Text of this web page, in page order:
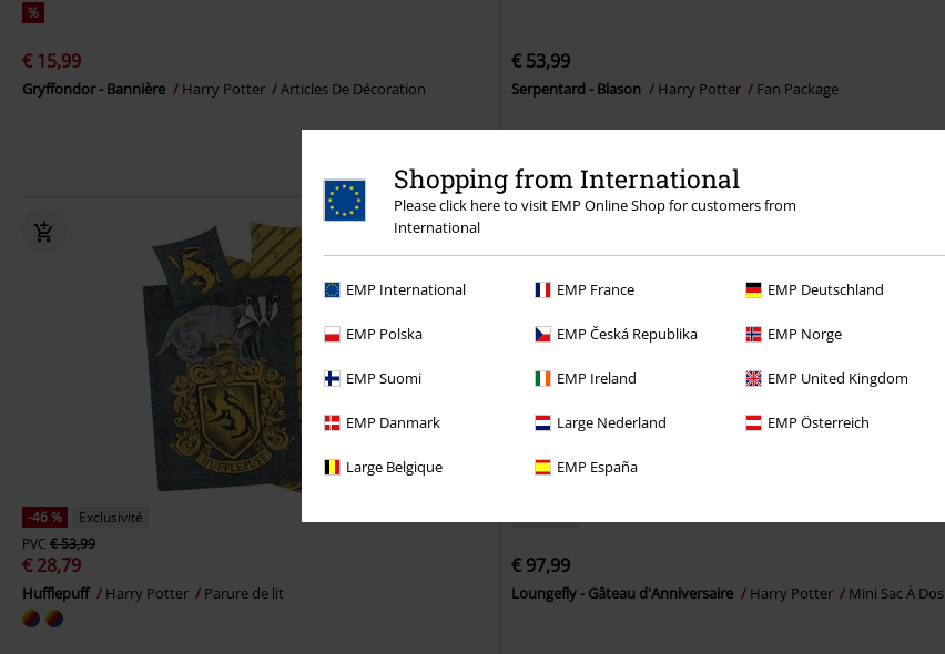
Shopping from International
Please click here to visit EMP Online Shop for customers from
International
EMP International EMP France EMP Deutschland
EMP Polska EMP Česká Republika EMP Norge
EMP Suomi EMP Ireland EMP United Kingdom
EMP Danmark Large Nederland EMP Österreich
Large Belgique EMP España
%
€ 15,99
Gryffondor - Bannière Harry Potter Articles De Décoration
€ 53,99
Serpentard - Blason Harry Potter Fan Package
-46 %
Exclusivité
PVC € 53,99
€ 28,79
Hufflepuff Harry Potter Parure de lit
€ 97,99
Loungefly - Gâteau d'Anniversaire Harry Potter Mini Sac À Dos